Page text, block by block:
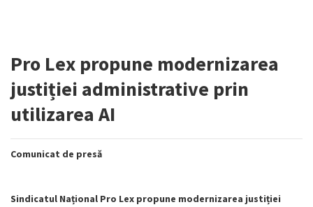
Pro Lex propune modernizarea
justiției administrative prin
utilizarea AI
Comunicat de presă
Sindicatul Național Pro Lex propune modernizarea justiției